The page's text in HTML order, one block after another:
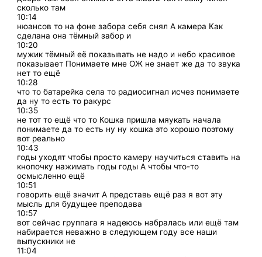
сколько там
10:14
нюансов то на фоне забора себя снял А камера Как
сделана она тёмный забор и
10:20
мужик тёмный её показывать не надо и небо красивое
показывает Понимаете мне ОЖ не знает же да то звука
нет то ещё
10:28
что то батарейка села то радиосигнал исчез понимаете
да ну то есть то ракурс
10:35
не тот то ещё что то Кошка пришла мяукать начала
понимаете да то есть ну ну кошка это хорошо поэтому
вот реально
10:43
годы уходят чтобы просто камеру научиться ставить на
кнопочку нажимать годы годы А чтобы что-то
осмысленно ещё
10:51
говорить ещё значит А представь ещё раз я вот эту
мысль для будущее преподава
10:57
вот сейчас группага я надеюсь набралась или ещё там
набирается неважно в следующем году все наши
выпускники не
11:04